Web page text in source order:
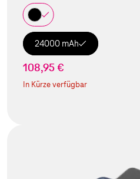
24000 mAh
108,95 €
In Kürze verfügbar